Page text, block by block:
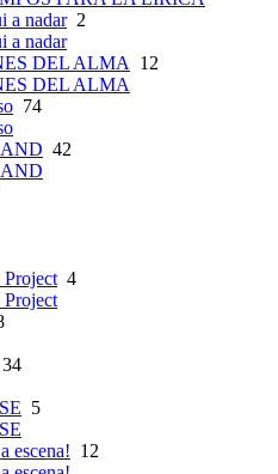
a nadar2
a nadar
DEL ALMA
12
DEL ALMA
74
42
4
34
5
escena! 12